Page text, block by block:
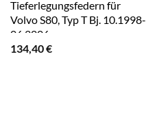
Tieferlegungsfedern für
Volvo S80, Typ T Bj. 10.1998-
06.2006
134,40€